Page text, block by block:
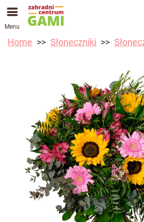
Menu
Home Słoneczniki